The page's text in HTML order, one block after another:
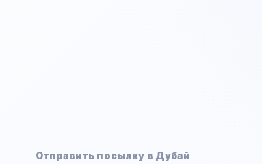
Отправить посылку в Дубай